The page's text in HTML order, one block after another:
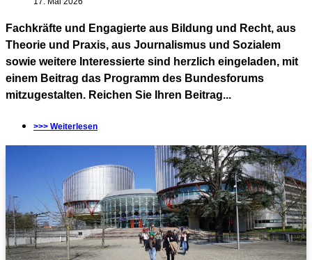
Fachkräfte und Engagierte aus Bildung und Recht, aus
Theorie und Praxis, aus Journalismus und Sozialem
sowie weitere Interessierte sind herzlich eingeladen, mit
einem Beitrag das Programm des Bundesforums
mitzugestalten. Reichen Sie Ihren Beitrag...
>>> Weiterlesen